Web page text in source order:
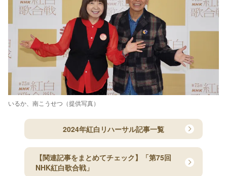
いるか、南こうせつ（提供写真）
2024年紅白リハーサル記事一覧
【関連記事をまとめてチェック】「第75回
NHK紅白歌合戦」